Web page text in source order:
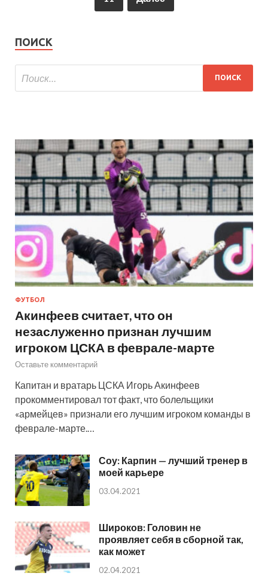
ПОИСК
ФУТБОЛ
Акинфеев считает, что он
незаслуженно признан лучшим
игроком ЦСКА в феврале-марте
Оставьте комментарий
Капитан и вратарь ЦСКА Игорь Акинфеев
прокомментировал тот факт, что болельщики
«армейцев» признали его лучшим игроком команды в
феврале-марте.…
Соу: Карпин — лучший тренер в
моей карьере
03.04.2021
Широков: Головин не
проявляет себя в сборной так,
как может
02.04.2021